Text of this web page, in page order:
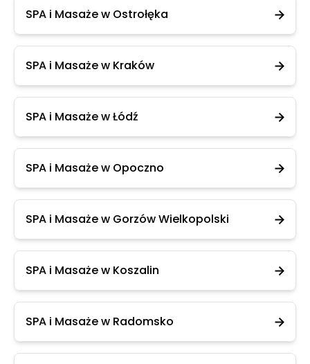
SPA i Masaże w Ostrołęka
SPA i Masaże w Kraków
SPA i Masaże w Łódź
SPA i Masaże w Opoczno
SPA i Masaże w Gorzów Wielkopolski
SPA i Masaże w Koszalin
SPA i Masaże w Radomsko